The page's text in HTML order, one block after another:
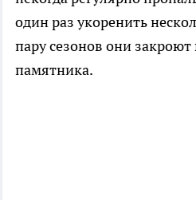
один раз укоренить
пару сезонов они
памятника.